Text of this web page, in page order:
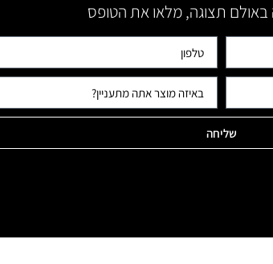
באולם תצוגה, מלאו את הטופס
שליחה